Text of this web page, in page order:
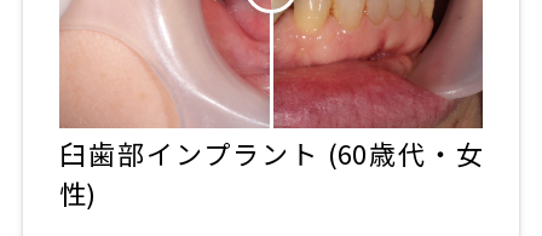
臼歯部インプラント (60歳代・女
性)